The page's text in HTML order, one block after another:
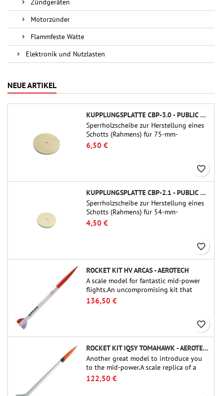
Zündgeräten
Motorzünder
Flammfeste Watte
Elektronik und Nutzlasten
NEUE ARTIKEL
KUPPLUNGSPLATTE CBP-3.0 - PUBLIC MISSILES LTD.
Sperrholzscheibe zur Herstellung eines
Schotts (Rahmens) für 75-mm-
Rohrkupplungen (PT-3.0/QT-3.0) von
Public Missiles Ltd.
6,50 €
favorite_border
KUPPLUNGSPLATTE CBP-2.1 - PUBLIC MISSILES LTD.
Sperrholzscheibe zur Herstellung eines
Schotts (Rahmens) für 54-mm-
Rohrkupplungen (PT-2.1 oder QT-2.1)
von Public Missiles Ltd.
4,50 €
favorite_border
ROCKET KIT HV ARCAS - AEROTECH
A scale model for fantastic mid-power
flights.An uncompromising kit that
allows you to build a replica of one of
the most famous sounding-rocket ever.
136,50 €
favorite_border
ROCKET KIT IQSY TOMAHAWK - AEROTECH
Another great model to introduce you
to the mid-power.A scale replica of a
famous sounding rocket, small in size
and peefect to move to higher-level kits.
122,50 €